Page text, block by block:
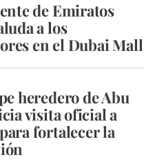
de Emiratos
a los
en el Dubai Mall
heredero de Abu
visita oficial a
fortalecer la